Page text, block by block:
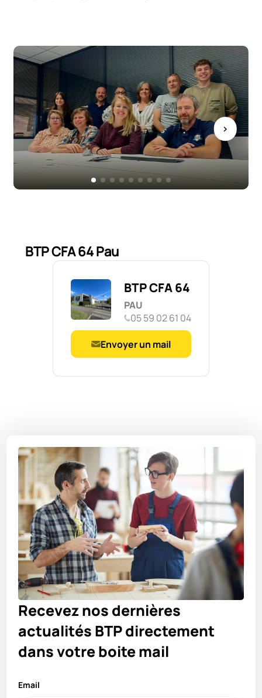
BTP CFA 64 Pau
BTP CFA 64
PAU
05 59 02 61 04
Envoyer un mail
Navigation
l’article
Recevez nos dernières
actualités BTP directement
dans votre boite mail
Email